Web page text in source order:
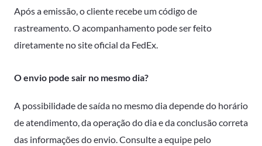
Após a emissão, o cliente recebe um código de
rastreamento. O acompanhamento pode ser feito
diretamente no site oficial da FedEx.
O envio pode sair no mesmo dia?
A possibilidade de saída no mesmo dia depende do horário
de atendimento, da operação do dia e da conclusão correta
das informações do envio. Consulte a equipe pelo